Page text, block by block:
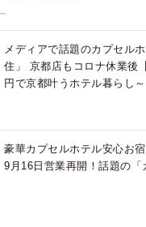
メディアで話題のカプセル
住」 京都店もコロナ休業後
円で京都叶うホテル暮らし～
豪華カプセルホテル安心お
9月16日営業再開！話題の「